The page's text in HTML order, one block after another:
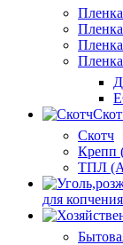
Скотч
Крепп
ТПЛ
для